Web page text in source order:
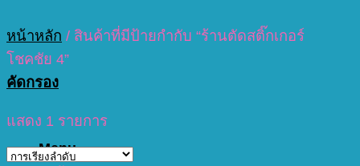
Menu
หน้าหลัก / สินค้าที่มีป้ายกำกับ “ร้านตัดสติ๊กเกอร์
โชคชัย 4”
คัดกรอง
แสดง 1 รายการ